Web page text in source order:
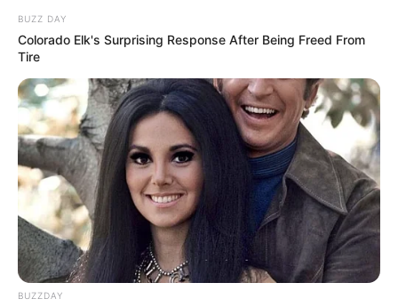
BUZZ DAY
Colorado Elk's Surprising Response After Being Freed From
Tire
BUZZDAY